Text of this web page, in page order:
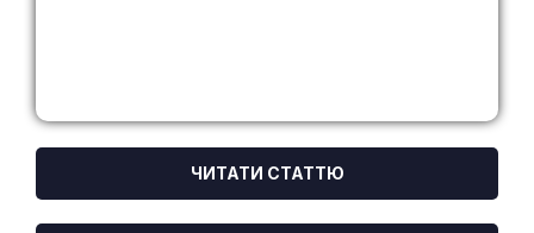
ЧИТАТИ СТАТТЮ